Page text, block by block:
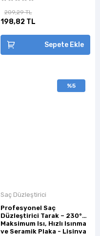
209,29 TL
198,82 TL
Sepete Ekle
%5
Saç Düzleştirici
Profesyonel Saç
Düzleştirici Tarak – 230°C
Maksimum Isı, Hızlı Isınma
ve Seramik Plaka - Lisinya